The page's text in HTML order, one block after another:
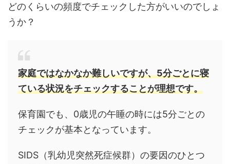
どのくらいの頻度でチェックした方がいいのでしょ
うか？
家庭ではなかなか難しいですが、5分ごとに寝
ている状況をチェックすることが理想です。
保育園でも、0歳児の午睡の時には5分ごとの
チェックが基本となっています。
SIDS（乳幼児突然死症候群）の要因のひとつ